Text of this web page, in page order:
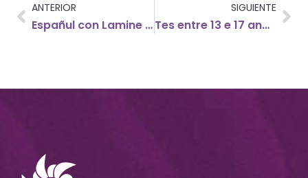
ANTERIOR
Españul con Lamine Thior
SIGUIENTE
Tes entre 13 e 17 anos e queres ser parte dun espazo onde aprender, compartir e transformar realidades?